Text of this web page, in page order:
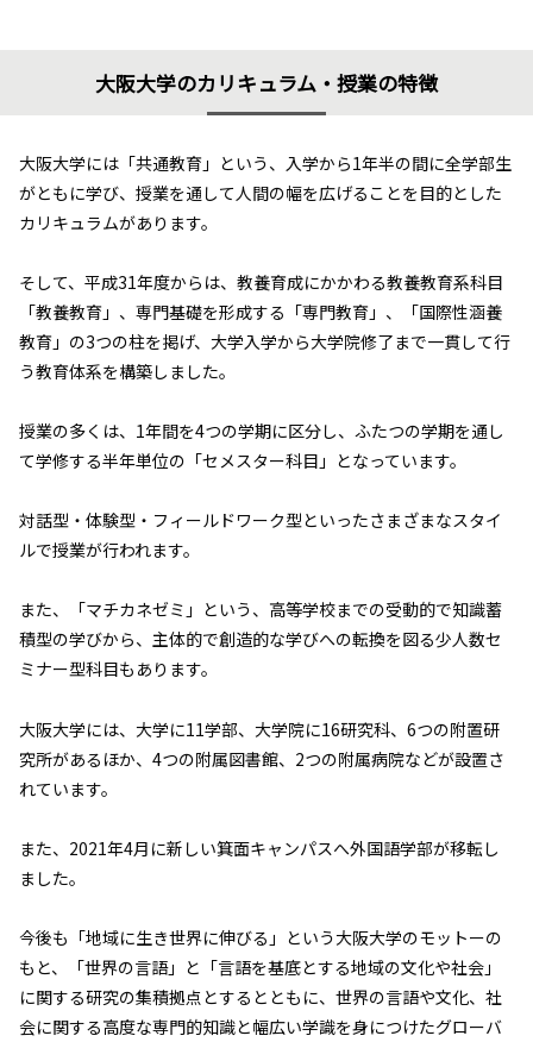
大阪大学のカリキュラム・授業の特徴
大阪大学には「共通教育」という、入学から1年半の間に全学部生
がともに学び、授業を通して人間の幅を広げることを目的とした
カリキュラムがあります。
そして、平成31年度からは、教養育成にかかわる教養教育系科目
「教養教育」、専門基礎を形成する「専門教育」、「国際性涵養
教育」の3つの柱を掲げ、大学入学から大学院修了まで一貫して行
う教育体系を構築しました。
授業の多くは、1年間を4つの学期に区分し、ふたつの学期を通し
て学修する半年単位の「セメスター科目」となっています。
対話型・体験型・フィールドワーク型といったさまざまなスタイ
ルで授業が行われます。
また、「マチカネゼミ」という、高等学校までの受動的で知識蓄
積型の学びから、主体的で創造的な学びへの転換を図る少人数セ
ミナー型科目もあります。
大阪大学には、大学に11学部、大学院に16研究科、6つの附置研
究所があるほか、4つの附属図書館、2つの附属病院などが設置さ
れています。
また、2021年4月に新しい箕面キャンパスへ外国語学部が移転し
ました。
今後も「地域に生き世界に伸びる」という大阪大学のモットーの
もと、「世界の言語」と「言語を基底とする地域の文化や社会」
に関する研究の集積拠点とするとともに、世界の言語や文化、社
会に関する高度な専門的知識と幅広い学識を身につけたグローバ